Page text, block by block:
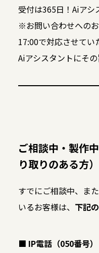
受付は365日！Aiア
※お問い合わせへの
17:00で対応させてい
Aiアシスタントにそ
ご相談中・製作
り取りのある方）
すでにご相談中、ま
いるお客様は、 下記
■ IP電話（050番号）